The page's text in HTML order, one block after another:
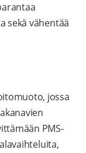
sekä vähentää
jossa
PMS-